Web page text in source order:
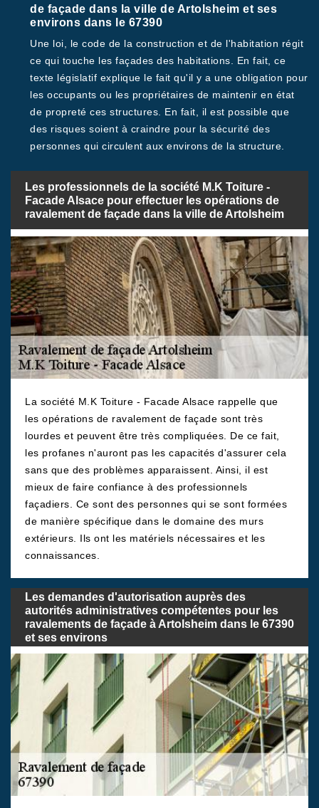
de façade dans la ville de Artolsheim et ses
environs dans le 67390
Une loi, le code de la construction et de l'habitation régit
ce qui touche les façades des habitations. En fait, ce
texte législatif explique le fait qu'il y a une obligation pour
les occupants ou les propriétaires de maintenir en état
de propreté ces structures. En fait, il est possible que
des risques soient à craindre pour la sécurité des
personnes qui circulent aux environs de la structure.
Les professionnels de la société M.K Toiture -
Facade Alsace pour effectuer les opérations de
ravalement de façade dans la ville de Artolsheim
La société M.K Toiture - Facade Alsace rappelle que
les opérations de ravalement de façade sont très
lourdes et peuvent être très compliquées. De ce fait,
les profanes n'auront pas les capacités d'assurer cela
sans que des problèmes apparaissent. Ainsi, il est
mieux de faire confiance à des professionnels
façadiers. Ce sont des personnes qui se sont formées
de manière spécifique dans le domaine des murs
extérieurs. Ils ont les matériels nécessaires et les
connaissances.
Les demandes d'autorisation auprès des
autorités administratives compétentes pour les
ravalements de façade à Artolsheim dans le 67390
et ses environs